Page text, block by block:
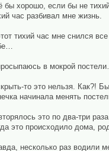
бы хорошо, если бы не тихий
час разбивал мне жизнь.
тихий час мне снился
в мокрой
то это нельзя. Как?!
начинала менять
это по два-три
это происходило дома,
несколько раз водили